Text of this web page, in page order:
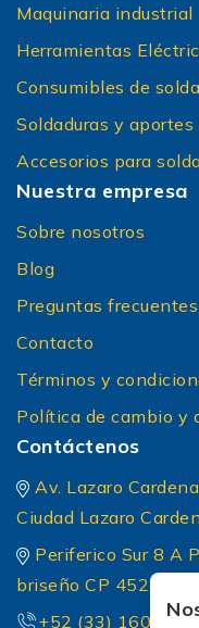
Maquinaria industrial
Herramientas
Consumibles de
Soldaduras y aportes
Accesorios para
Nuestra empresa
Sobre nosotros
Blog
Preguntas frecuentes
Contacto
Términos y
Política de cambio y
Contáctenos
Av. Lazaro
Ciudad Lazaro
Periferico Sur 8 A
briseño CP 45236
+52 (33) 1604